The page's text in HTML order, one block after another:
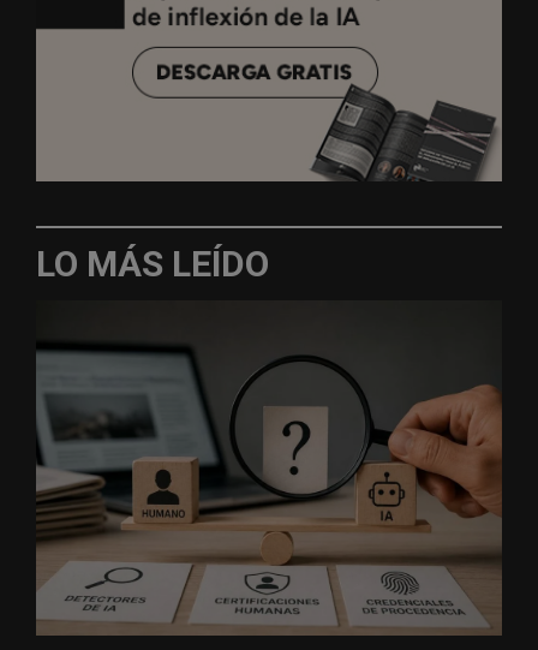
LO MÁS LEÍDO